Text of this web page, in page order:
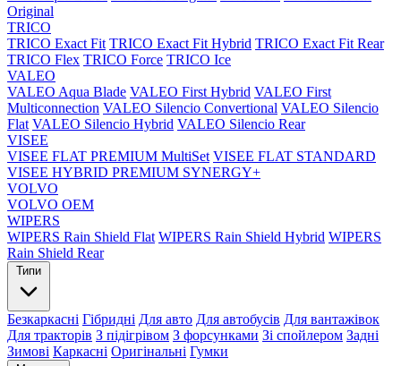
Original
TRICO
TRICO Exact Fit TRICO Exact Fit Hybrid TRICO Exact Fit Rear
TRICO Flex TRICO Force TRICO Ice
VALEO
VALEO Aqua Blade VALEO First Hybrid VALEO First
Multiconnection VALEO Silencio Convertional VALEO Silencio
Flat VALEO Silencio Hybrid VALEO Silencio Rear
VISEE
VISEE FLAT PREMIUM MultiSet VISEE FLAT STANDARD
VISEE HYBRID PREMIUM SYNERGY+
VOLVO
VOLVO OEM
WIPERS
WIPERS Rain Shield Flat WIPERS Rain Shield Hybrid WIPERS
Rain Shield Rear
Типи
Безкаркасні Гібридні Для авто Для автобусів Для вантажівок
Для тракторів З підігрівом З форсунками Зі спойлером Задні
Зимові Каркасні Оригінальні Гумки